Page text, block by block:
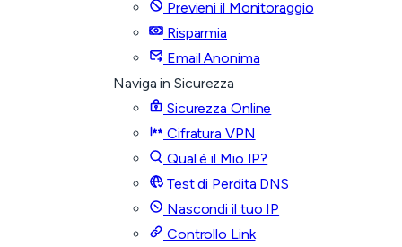
Previeni il Monitoraggio
Risparmia
Email Anonima
Naviga in Sicurezza
Sicurezza Online
Cifratura VPN
Qual è il Mio IP?
Test di Perdita DNS
Nascondi il tuo IP
Controllo Link